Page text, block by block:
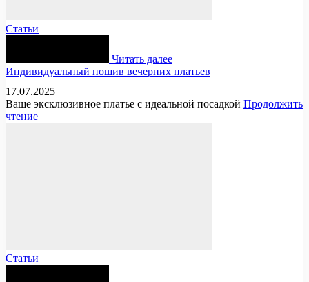
Статьи
Читать далее
Индивидуальный пошив вечерних платьев
17.07.2025
Ваше эксклюзивное платье с идеальной посадкой Продолжить
чтение
Статьи